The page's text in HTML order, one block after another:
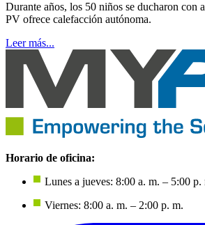
Durante años, los 50 niños se ducharon con
PV ofrece calefacción autónoma.
Leer más...
Horario de oficina:
Lunes a jueves: 8:00 a. m. – 5:00 p.
Viernes: 8:00 a. m. – 2:00 p. m.